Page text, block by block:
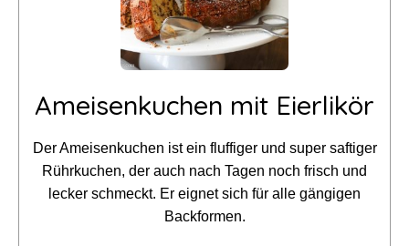
Ameisenkuchen mit Eierlikör
Der Ameisenkuchen ist ein fluffiger und super saftiger
Rührkuchen, der auch nach Tagen noch frisch und
lecker schmeckt. Er eignet sich für alle gängigen
Backformen.